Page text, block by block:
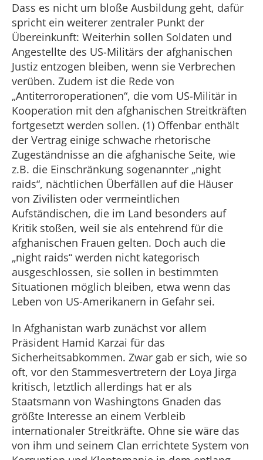
Dass es nicht um bloße Ausbildung geht, dafür
spricht ein weiterer zentraler Punkt der
Übereinkunft: Weiterhin sollen Soldaten und
Angestellte des US-Militärs der afghanischen
Justiz entzogen bleiben, wenn sie Verbrechen
verüben. Zudem ist die Rede von
„Antiterroroperationen“, die vom US-Militär in
Kooperation mit den afghanischen Streitkräften
fortgesetzt werden sollen. (1) Offenbar enthält
der Vertrag einige schwache rhetorische
Zugeständnisse an die afghanische Seite, wie
z.B. die Einschränkung sogenannter „night
raids“, nächtlichen Überfällen auf die Häuser
von Zivilisten oder vermeintlichen
Aufständischen, die im Land besonders auf
Kritik stoßen, weil sie als entehrend für die
afghanischen Frauen gelten. Doch auch die
„night raids“ werden nicht kategorisch
ausgeschlossen, sie sollen in bestimmten
Situationen möglich bleiben, etwa wenn das
Leben von US-Amerikanern in Gefahr sei.
In Afghanistan warb zunächst vor allem
Präsident Hamid Karzai für das
Sicherheitsabkommen. Zwar gab er sich, wie so
oft, vor den Stammesvertretern der Loya Jirga
kritisch, letztlich allerdings hat er als
Staatsmann von Washingtons Gnaden das
größte Interesse an einem Verbleib
internationaler Streitkräfte. Ohne sie wäre das
von ihm und seinem Clan errichtete System von